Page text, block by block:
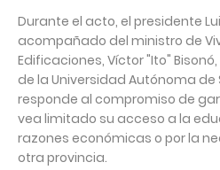
Durante el acto, el presidente
acompañado del ministro de
Edificaciones, Víctor "Ito"
de la Universidad Autónoma de
responde al compromiso de
vea limitado su acceso a la
razones económicas o por la
otra provincia.